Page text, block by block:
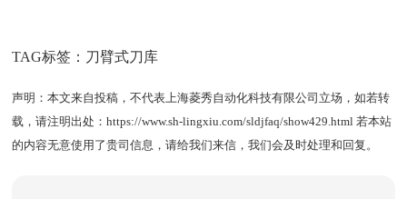
TAG标签： 刀臂式刀库
声明：本文来自投稿，不代表上海菱秀自动化科技有限公司立场，如若转
载，请注明出处：https://www.sh-lingxiu.com/sldjfaq/show429.html 若本站
的内容无意使用了贵司信息，请给我们来信，我们会及时处理和回复。